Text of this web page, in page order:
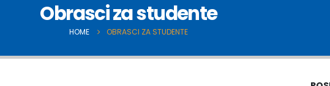
Obrasci za studente
HOME OBRASCI ZA STUDENTE